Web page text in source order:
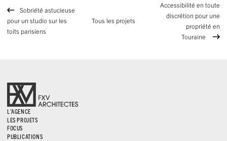
Sobriété astucieuse
pour un studio sur les
toits parisiens
Tous les projets
Accessibilité en toute
discrétion pour une
propriété en
Touraine
L’AGENCE
LES PROJETS
FOCUS
PUBLICATIONS